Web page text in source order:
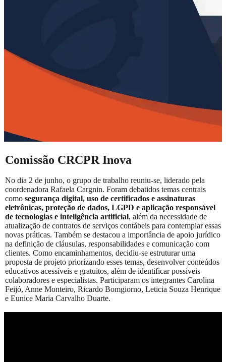
Comissão CRCPR Inova
No dia 2 de junho, o grupo de trabalho reuniu-se, liderado pela
coordenadora Rafaela Cargnin. Foram debatidos temas centrais
como segurança digital, uso de certificados e assinaturas
eletrônicas, proteção de dados, LGPD e aplicação responsável
de tecnologias e inteligência artificial, além da necessidade de
atualização de contratos de serviços contábeis para contemplar essas
novas práticas. Também se destacou a importância de apoio jurídico
na definição de cláusulas, responsabilidades e comunicação com
clientes. Como encaminhamentos, decidiu-se estruturar uma
proposta de projeto priorizando esses temas, desenvolver conteúdos
educativos acessíveis e gratuitos, além de identificar possíveis
colaboradores e especialistas. Participaram os integrantes Carolina
Feijó, Anne Monteiro, Ricardo Bomgiorno, Leticia Souza Henrique
e Eunice Maria Carvalho Duarte.